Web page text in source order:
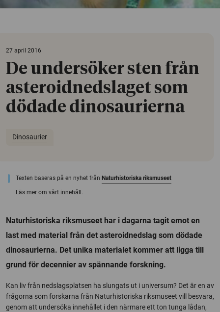
27 april 2016
De undersöker sten från
asteroidnedslaget som
dödade dinosaurierna
Dinosaurier
Texten baseras på en nyhet från Naturhistoriska riksmuseet
Läs mer om vårt innehåll.
Naturhistoriska riksmuseet har i dagarna tagit emot en
last med material från det asteroidnedslag som dödade
dinosaurierna. Det unika materialet kommer att ligga till
grund för decennier av spännande forskning.
Kan liv från nedslagsplatsen ha slungats ut i universum? Det är en av
frågorna som forskarna från Naturhistoriska riksmuseet vill besvara,
genom att undersöka innehållet i den närmare ett ton tunga lådan,